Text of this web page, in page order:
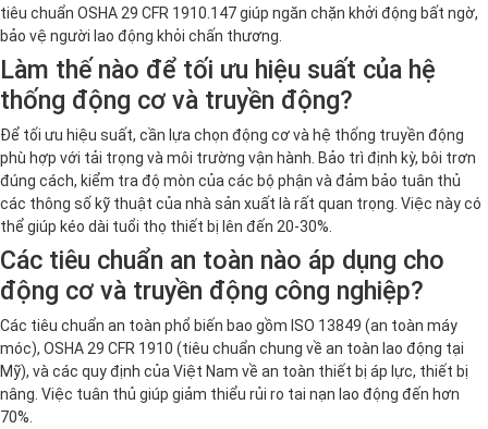
tiêu chuẩn OSHA 29 CFR 1910.147 giúp ngăn chặn khởi động bất ngờ,
bảo vệ người lao động khỏi chấn thương.
Làm thế nào để tối ưu hiệu suất của hệ
thống động cơ và truyền động?
Để tối ưu hiệu suất, cần lựa chọn động cơ và hệ thống truyền động
phù hợp với tải trọng và môi trường vận hành. Bảo trì định kỳ, bôi trơn
đúng cách, kiểm tra độ mòn của các bộ phận và đảm bảo tuân thủ
các thông số kỹ thuật của nhà sản xuất là rất quan trọng. Việc này có
thể giúp kéo dài tuổi thọ thiết bị lên đến 20-30%.
Các tiêu chuẩn an toàn nào áp dụng cho
động cơ và truyền động công nghiệp?
Các tiêu chuẩn an toàn phổ biến bao gồm ISO 13849 (an toàn máy
móc), OSHA 29 CFR 1910 (tiêu chuẩn chung về an toàn lao động tại
Mỹ), và các quy định của Việt Nam về an toàn thiết bị áp lực, thiết bị
nâng. Việc tuân thủ giúp giảm thiểu rủi ro tai nạn lao động đến hơn
70%.